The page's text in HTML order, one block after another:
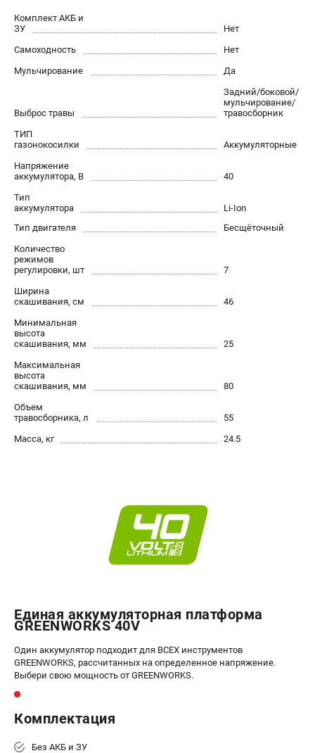
Правила обмена и возврата
Способы оплаты
САДОВАЯ ТЕХНИКА
Воздуходувки
Газонокосилки
Культиваторы
Кусторезы
Мойки АВД
Газонокосилки-роботы
Снегоуборщики
ЭЛЕКТРОИНСТРУМЕНТ
Гайковерты
Лобзики
Пилы сабельные
Шлифмашины угловые
Зарядные устройства
Принадлежности для цепных пил
Принадлежности для триммеров
Принадлежности для газонокосилок
+7 (812) 336-63-08
Информация размещённая на сайте не является публичной
Комплект АКБ и
ЗУ
Нет
Самоходность
Нет
Мульчирование
Да
Выброс травы
Задний/боковой/
мульчирование/
травосборник
ТИП
газонокосилки
Аккумуляторные
Напряжение
аккумулятора, В
40
Тип
аккумулятора
Li-Ion
Тип двигателя
Бесщёточный
Количество
режимов
регулировки, шт
7
Ширина
скашивания, см
46
Минимальная
высота
скашивания, мм
25
Максимальная
высота
скашивания, мм
80
Объем
травосборника, л
55
Масса, кг
24.5
Единая аккумуляторная платформа
GREENWORKS 40V
Один аккумулятор подходит для ВСЕХ инструментов
GREENWORKS, рассчитанных на определенное напряжение.
Выбери свою мощность от GREENWORKS.
Комплектация
Без АКБ и ЗУ